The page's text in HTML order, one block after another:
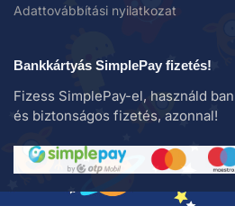
Adattovábbítási nyilatkozat
Bankkártyás SimplePay fizetés!
Fizess SimplePay-el, használd
és biztonságos fizetés, azonnal!